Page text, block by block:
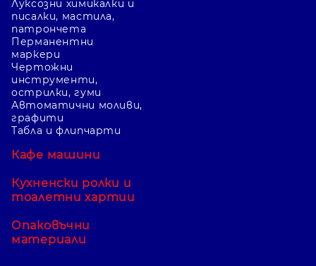
Луксозни химикалки и
писалки, мастила,
патрончета
Перманентни
маркери
Чертожни
инструменти,
острилки, гуми
Автоматични моливи,
графити
Табла и флипчарти
Кафе машини
Кухненски ролки и
тоалетни хартии
Опаковъчни
материали